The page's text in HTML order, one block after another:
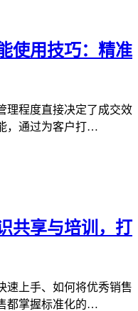
使用技巧：精准
理程度直接决定了成交效
，通过为客户打…
共享与培训，打
速上手、如何将优秀销售
都掌握标准化的…